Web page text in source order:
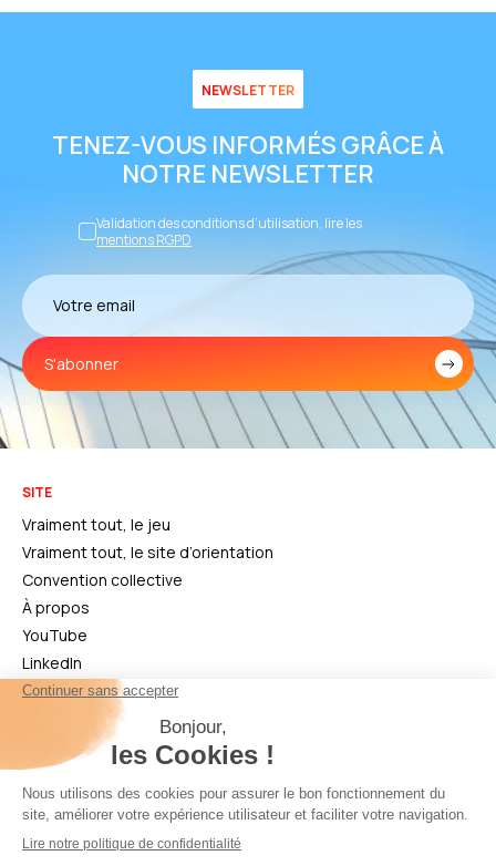
NEWSLETTER
TENEZ-VOUS INFORMÉS GRÂCE À
NOTRE NEWSLETTER
Validation des conditions d’utilisation, lire les
mentions RGPD
S'abonner
SITE
Vraiment tout, le jeu
Vraiment tout, le site d’orientation
Convention collective
À propos
YouTube
LinkedIn
CONTACT
22-28 rue Joubert
75009 Paris
01 44 30 49 60
Nous contacter